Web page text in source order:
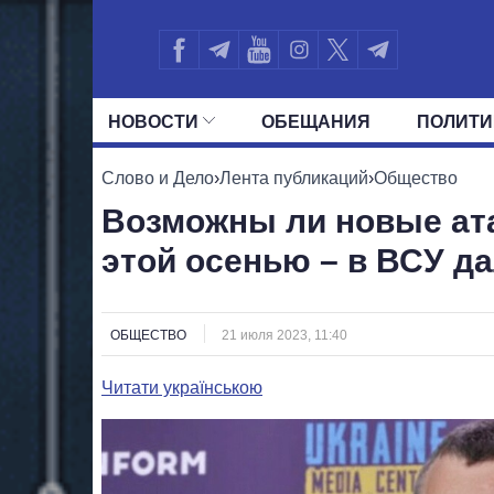
НОВОСТИ ОБЕЩАНИЯ
ВСЕ ПОЛИТИКИ ПРЕЗИДЕНТ И
Слово и Дело›Лента публикаций›Общество
Возможны ли новые
этой осенью – в ВСУ
ОБЩЕСТВО 21 июля 2023, 11:40
Читати українською